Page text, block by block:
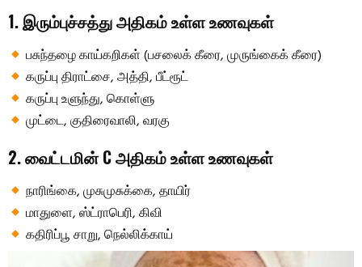
1. இரும்புச்சத்து அதிகம் உள்ள உணவுகள்
பசுந்தழை காய்கறிகள் (பசலைக் கீரை, முருங்கைக் கீரை)
கருப்பு திராட்சை, அத்தி, பீட்ரூட்
கருப்பு உளுந்து, கொள்ளு
முட்டை, குதிரைவாலி, வரகு
2. வைட்டமின் C அதிகம் உள்ள உணவுகள்
நாரிங்கை, முசுமுசுக்கை, தாயிர்
மாதுளை, ஸ்ட்ராபெரி, கிவி
கதிரிப்பூ சாறு, நெல்லிக்காய்